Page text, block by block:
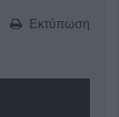
Εκτύπωση